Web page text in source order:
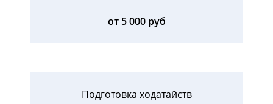
от 5 000 руб
Подготовка ходатайств